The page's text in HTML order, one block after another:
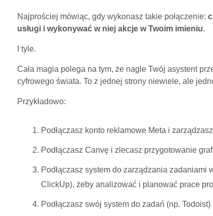
Najprościej mówiąc, gdy wykonasz takie połączenie:
usługi i wykonywać w niej akcje w Twoim imieniu.
I tyle.
Cała magia polega na tym, że nagle Twój asystent
cyfrowego świata. To z jednej strony niewiele, ale
Przykładowo:
Podłączasz konto reklamowe Meta i
Podłączasz Canvę i zlecasz przygotowanie
Podłączasz system do zarządzania zadaniami
ClickUp), żeby analizować i planować prace
Podłączasz swój system do zadań (np.